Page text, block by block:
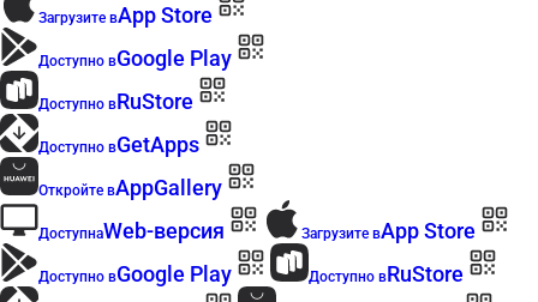
Загрузите вApp Store
Доступно вGoogle Play
Доступно вRuStore
Доступно вGetApps
Откройте вAppGallery
ДоступнаWeb-версия Загрузите вApp Store
Доступно вGoogle Play Доступно вRuStore